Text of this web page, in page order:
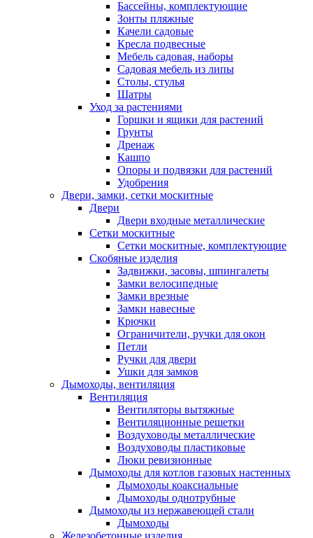
Бассейны, комплектующие
Зонты пляжные
Качели садовые
Кресла подвесные
Мебель садовая, наборы
Садовая мебель из липы
Столы, стулья
Шатры
Уход за растениями
Горшки и ящики для растений
Грунты
Дренаж
Кашпо
Опоры и подвязки для растений
Удобрения
Двери, замки, сетки москитные
Двери
Двери входные металлические
Сетки москитные
Сетки москитные, комплектующие
Скобяные изделия
Задвижки, засовы, шпингалеты
Замки велосипедные
Замки врезные
Замки навесные
Крючки
Ограничители, ручки для окон
Петли
Ручки для двери
Ушки для замков
Дымоходы, вентиляция
Вентиляция
Вентиляторы вытяжные
Вентиляционные решетки
Воздуховоды металлические
Воздуховоды пластиковые
Люки ревизионные
Дымоходы для котлов газовых настенных
Дымоходы коаксиальные
Дымоходы однотрубные
Дымоходы из нержавеющей стали
Дымоходы
Железобетонные изделия